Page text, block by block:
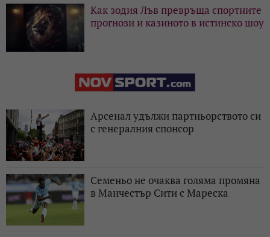
Как зодия Лъв превръща спортните
прогнози и казиното в истинско шоу
Арсенал удължи партньорството си
с генералния спонсор
Семеньо не очаква голяма промяна
в Манчестър Сити с Мареска